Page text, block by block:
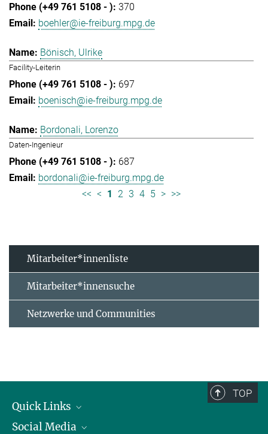
370
boehler@ie-freiburg.mpg.de
Bönisch, Ulrike
Facility-Leiterin
697
boenisch@ie-freiburg.mpg.de
Bordonali, Lorenzo
Daten-Ingenieur
687
bordonali@ie-freiburg.mpg.de
<< < 1 2 3 4 5 > >>
Mitarbeiter*innenliste
Mitarbeiter*innensuche
Netzwerke und Communities
TOP
Quick Links
Forschungsgruppen
Social Media